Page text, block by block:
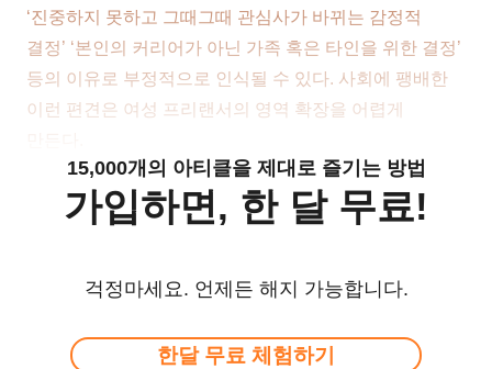
‘진중하지 못하고 그때그때 관심사가 바뀌는 감정적
결정’ ‘본인의 커리어가 아닌 가족 혹은 타인을 위한 결정’
등의 이유로 부정적으로 인식될 수 있다. 사회에 팽배한
이런 편견은 여성 프리랜서의 영역 확장을 어렵게
15,000개의 아티클을 제대로 즐기는 방법
가입하면, 한 달 무료!
걱정마세요. 언제든 해지 가능합니다.
한달 무료 체험하기